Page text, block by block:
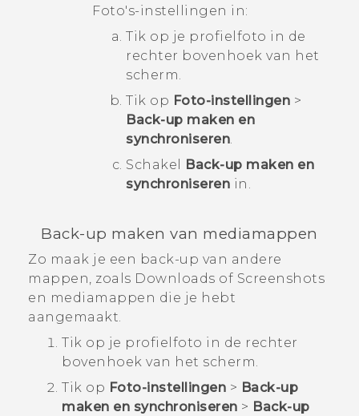
Foto's-instellingen in:
Tik op je profielfoto in de
rechter bovenhoek van het
scherm.
Tik op Foto-instellingen >
Back-up maken en
synchroniseren.
Schakel
Back-up maken en
synchroniseren in.
Back-up maken van mediamappen
Zo maak je een back-up van andere
mappen, zoals Downloads of Screenshots
en mediamappen die je hebt
aangemaakt.
Tik op je profielfoto in de rechter
bovenhoek van het scherm.
Tik op Foto-instellingen > Back-up
maken en synchroniseren > Back-up